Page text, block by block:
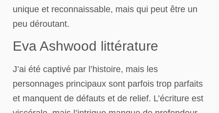
unique et reconnaissable, mais qui peut être un
peu déroutant.
Eva Ashwood littérature
J’ai été captivé par l’histoire, mais les
personnages principaux sont parfois trop parfaits
et manquent de défauts et de relief. L’écriture est